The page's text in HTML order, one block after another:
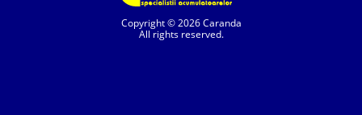
Copyright © 2026 Caranda
All rights reserved.